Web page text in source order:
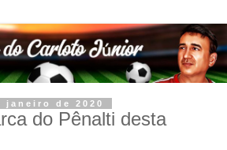
de 2020
do Pênalti desta